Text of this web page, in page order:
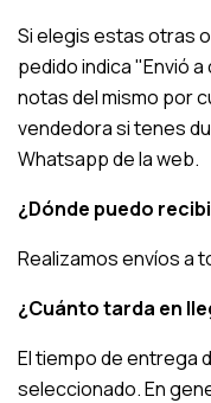
Si elegis estas otras
pedido indica "Envió
notas del mismo por
vendedora si tenes
Whatsapp de la web.
¿Dónde puedo
Realizamos envíos a
¿Cuánto tarda en
El tiempo de entrega
seleccionado. En